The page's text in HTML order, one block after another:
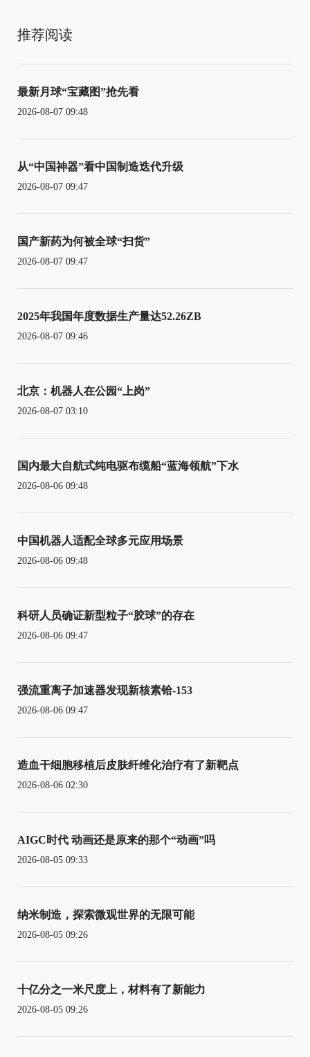
推荐阅读
最新月球“宝藏图”抢先看
2026-08-07 09:48
从“中国神器”看中国制造迭代升级
2026-08-07 09:47
国产新药为何被全球“扫货”
2026-08-07 09:47
2025年我国年度数据生产量达52.26ZB
2026-08-07 09:46
北京：机器人在公园“上岗”
2026-08-07 03:10
国内最大自航式纯电驱布缆船“蓝海领航”下水
2026-08-06 09:48
中国机器人适配全球多元应用场景
2026-08-06 09:48
科研人员确证新型粒子“胶球”的存在
2026-08-06 09:47
强流重离子加速器发现新核素铪-153
2026-08-06 09:47
造血干细胞移植后皮肤纤维化治疗有了新靶点
2026-08-06 02:30
AIGC时代 动画还是原来的那个“动画”吗
2026-08-05 09:33
纳米制造，探索微观世界的无限可能
2026-08-05 09:26
十亿分之一米尺度上，材料有了新能力
2026-08-05 09:26